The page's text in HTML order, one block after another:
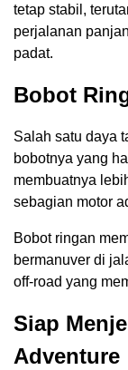
tetap stabil,
perjalanan
padat.
Bobot
Salah satu daya
bobotnya yang
membuatnya
sebagian motor
Bobot ringan
bermanuver di
off-road yang
Siap
Adventure